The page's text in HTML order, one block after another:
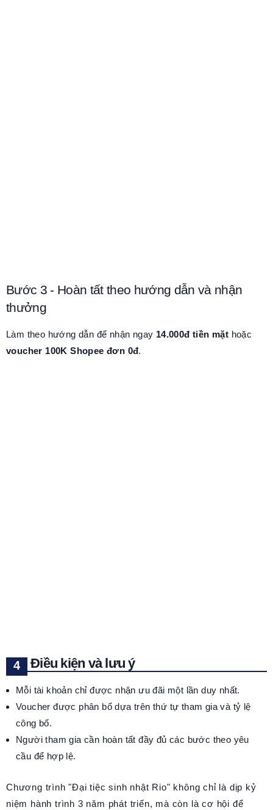
Bước 3 - Hoàn tất theo hướng dẫn và nhận
thưởng
Làm theo hướng dẫn để nhận ngay 14.000đ tiền mặt hoặc
voucher 100K Shopee đơn 0đ.
Điều kiện và lưu ý
Mỗi tài khoản chỉ được nhận ưu đãi một lần duy nhất.
Voucher được phân bổ dựa trên thứ tự tham gia và tỷ lệ
công bố.
Người tham gia cần hoàn tất đầy đủ các bước theo yêu
cầu để hợp lệ.
Chương trình "Đại tiệc sinh nhật Rio" không chỉ là dịp kỷ
niệm hành trình 3 năm phát triển, mà còn là cơ hội để